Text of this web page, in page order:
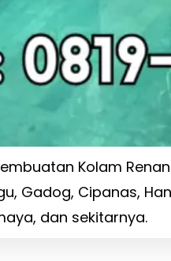
Kolam
Gadog, Cipanas,
dan sekitarnya.